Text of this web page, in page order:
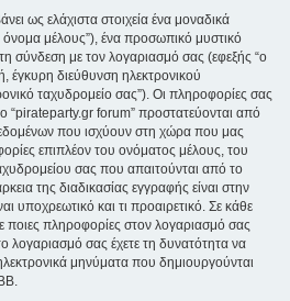
ως ελάχιστα στοιχεία ένα μοναδικά
μέλους”), ένα προσωπικό μυστικό
σύνδεση με τον λογαριασμό σας (εφεξής “ο
έγκυρη διεύθυνση ηλεκτρονικού
ταχυδρομείο σας”). Οι πληροφορίες σας
“pirateparty.gr forum” προστατεύονται από
που ισχύουν στη χώρα που μας
επιπλέον του ονόματος μέλους, του
σας που απαιτούνται από το
της διαδικασίας εγγραφής είναι στην
υποχρεωτικό και τι προαιρετικό. Σε κάθε
ποιες πληροφορίες στον λογαριασμό σας
λογαριασμό σας έχετε τη δυνατότητα να
μηνύματα που δημιουργούνται